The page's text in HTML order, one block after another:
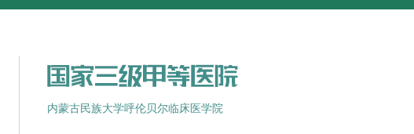
内蒙古民族大学呼伦贝尔临床医学院